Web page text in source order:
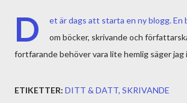
D
et är dags att starta en ny blogg. En
om böcker, skrivande och
fortfarande behöver vara lite hemlig säger jag
ETIKETTER: DITT & DATT SKRIVANDE